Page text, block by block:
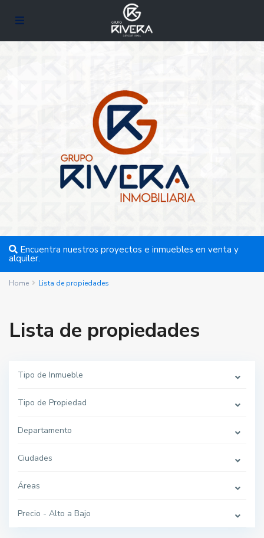
Encuentra nuestros proyectos e inmuebles en venta y
alquiler.
Home Lista de propiedades
Lista de propiedades
Tipo de Inmueble
Tipo de Propiedad
Departamento
Ciudades
Áreas
Precio - Alto a Bajo